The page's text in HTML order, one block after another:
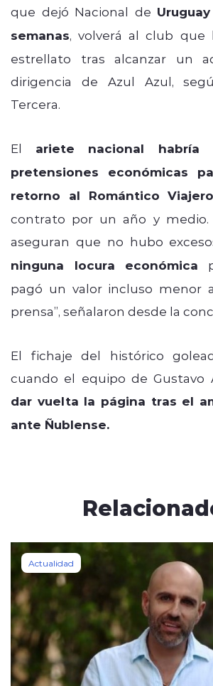
que dejó Nacional de
semanas, volverá al club que
estrellato tras alcanzar un
dirigencia de Azul Azul,
Tercera.
El ariete nacional habría
pretensiones económicas
retorno al Romántico Viajero
contrato por un año y
aseguran que no hubo
ninguna locura económica
pagó un valor incluso menor
prensa”, señalaron desde la
El fichaje del histórico
cuando el equipo de Gustavo
dar vuelta la página tras el
ante Ñublense.
Actualidad